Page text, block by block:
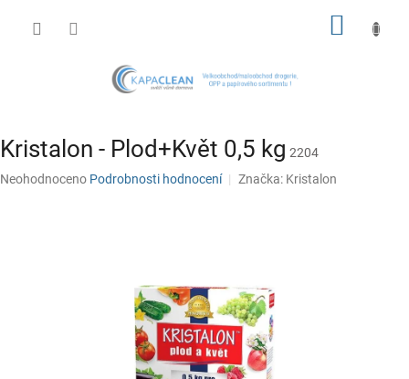
Kristalon - Plod+Květ 0,5 kg 2204
Průměrné
Neohodnoceno Podrobnosti hodnocení Značka: Kristalon